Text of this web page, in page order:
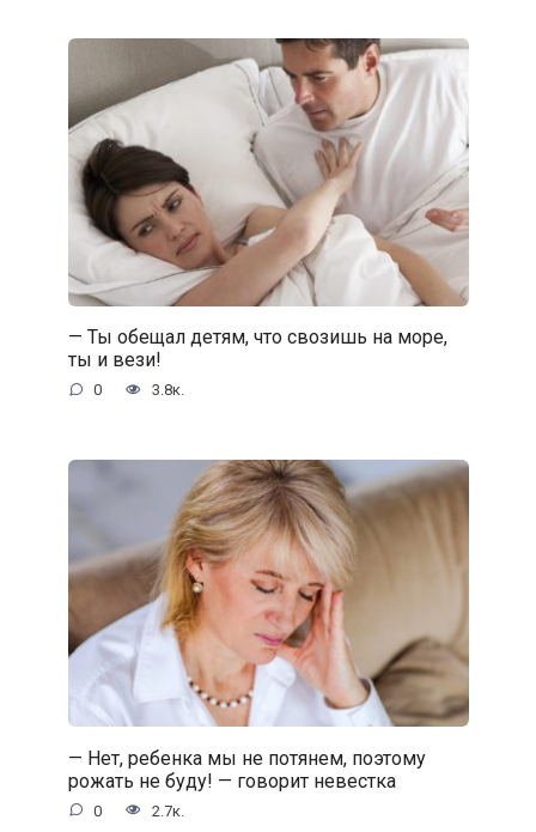
— Ты обещал детям, что свозишь на море,
ты и вези!
0 3.8к.
— Нет, ребенка мы не потянем, поэтому
рожать не буду! — говорит невестка
0 2.7к.